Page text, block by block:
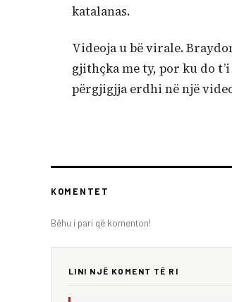
katalanas.
Videoja u bë virale.
gjithçka me ty, por ku do
përgjigjja erdhi në një
KOMENTET
Bëhu i pari që komenton!
LINI NJË KOMENT TË RI